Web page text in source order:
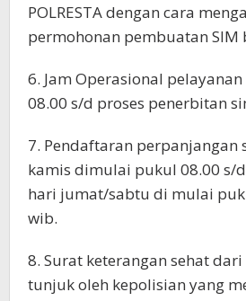
POLRESTA dengan cara
permohonan pembuatan SIM
6. Jam Operasional
08.00 s/d proses penerbitan
7. Pendaftaran perpanjangan
kamis dimulai pukul 08.00 s/
hari jumat/sabtu di mulai
wib.
8. Surat keterangan sehat
tunjuk oleh kepolisian yang